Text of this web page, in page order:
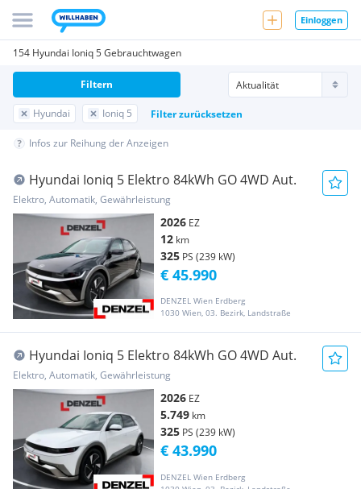
Einloggen
154 Hyundai Ioniq 5 Gebrauchtwagen
Hyundai Ioniq 5 Filter zurücksetzen
Filtern
Infos zur Reihung der Anzeigen
Hyundai Ioniq 5 Elektro 84kWh GO 4WD Aut.
Elektro, Automatik, Gewährleistung
2026 EZ
12 km
325 PS (239 kW)
DENZEL Wien Erdberg
1030 Wien, 03. Bezirk, Landstraße
€ 45.990
Hyundai Ioniq 5 Elektro 84kWh GO 4WD Aut.
Elektro, Automatik, Gewährleistung
2026 EZ
5.749 km
325 PS (239 kW)
DENZEL Wien Erdberg
€ 43.990